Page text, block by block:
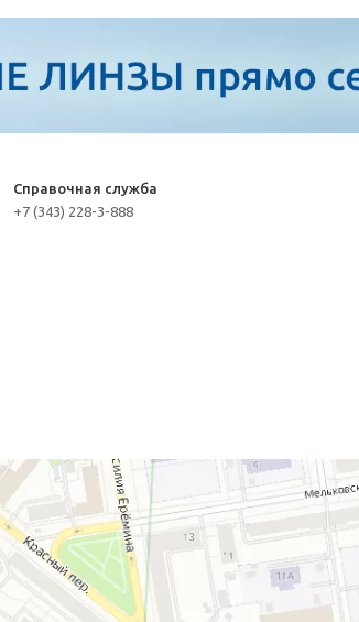
Справочная служба
+7 (343) 228-3-888